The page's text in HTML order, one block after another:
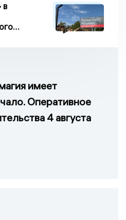
в
имеет
Оперативное
4 августа